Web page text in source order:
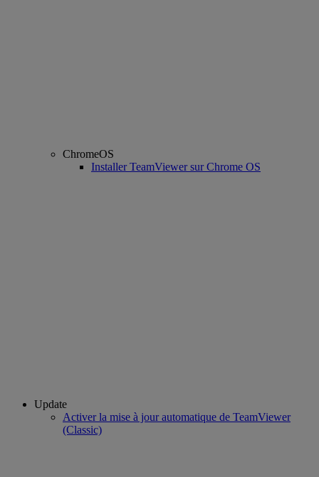
ChromeOS
Installer TeamViewer sur Chrome OS
Update
Activer la mise à jour automatique de TeamViewer
(Classic)